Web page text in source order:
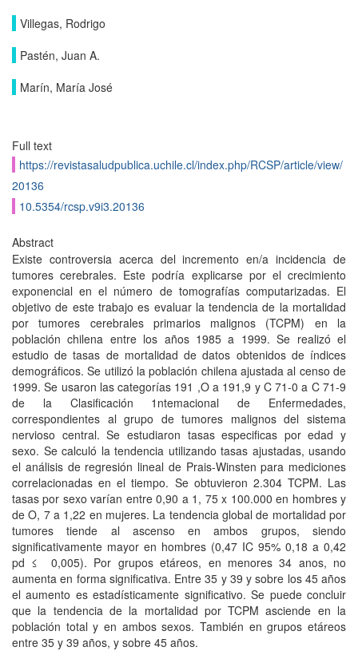
Villegas, Rodrigo
Pastén, Juan A.
Marín, María José
Full text
https://revistasaludpublica.uchile.cl/index.php/RCSP/article/view/
20136
10.5354/rcsp.v9i3.20136
Abstract
Existe controversia acerca del incremento en/a incidencia de
tumores cerebrales. Este podría explicarse por el crecimiento
exponencial en el número de tomografías computarizadas. El
objetivo de este trabajo es evaluar la tendencia de la mortalidad
por tumores cerebrales primarios malignos (TCPM) en la
población chilena entre los años 1985 a 1999. Se realizó el
estudio de tasas de mortalidad de datos obtenidos de índices
demográficos. Se utilizó la población chilena ajustada al censo de
1999. Se usaron las categorías 191 ,O a 191,9 y C 71-0 a C 71-9
de la Clasificación 1ntemacional de Enfermedades,
correspondientes al grupo de tumores malignos del sistema
nervioso central. Se estudiaron tasas especificas por edad y
sexo. Se calculó la tendencia utilizando tasas ajustadas, usando
el análisis de regresión lineal de Prais-Winsten para mediciones
correlacionadas en el tiempo. Se obtuvieron 2.304 TCPM. Las
tasas por sexo varían entre 0,90 a 1, 75 x 100.000 en hombres y
de O, 7 a 1,22 en mujeres. La tendencia global de mortalidad por
tumores tiende al ascenso en ambos grupos, siendo
significativamente mayor en hombres (0,47 IC 95% 0,18 a 0,42
pd ≤ 0,005). Por grupos etáreos, en menores 34 anos, no
aumenta en forma significativa. Entre 35 y 39 y sobre los 45 años
el aumento es estadísticamente significativo. Se puede concluir
que la tendencia de la mortalidad por TCPM asciende en la
población total y en ambos sexos. También en grupos etáreos
entre 35 y 39 años, y sobre 45 años.